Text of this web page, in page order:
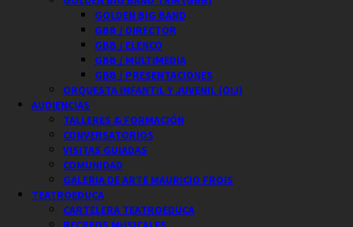
GOLDEN BIG BAND
GBB / DIRECTOR
GBB / ELENCO
GBB / MULTIMEDIA
GBB / PRESENTACIONES
ORQUESTA INFANTIL Y JUVENIL (OIJ)
AUDIENCIAS
TALLERES & FORMACIÓN
CONVERSATORIOS
VISITAS GUIADAS
COMUNIDAD
GALERIA DE ARTE MAURICIO FROIS
TEATROEDUCA
CARTELERA TEATROEDUCA